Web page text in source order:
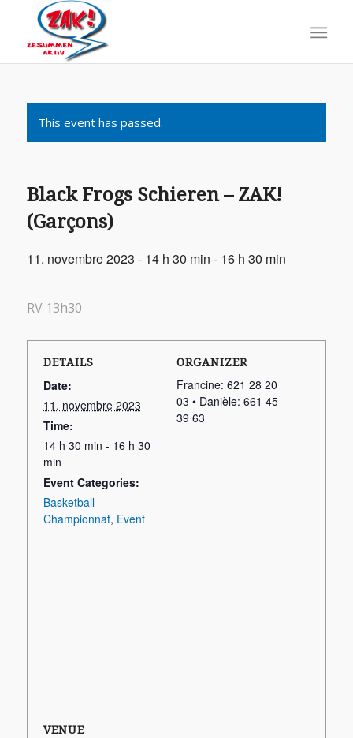
This event has passed.
Black Frogs Schieren – ZAK!
(Garçons)
11. novembre 2023 - 14 h 30 min - 16 h 30 min
RV 13h30
DETAILS
Date:
11. novembre 2023
Time:
14 h 30 min - 16 h 30
min
Event Categories:
Basketball
Championnat, Event
ORGANIZER
Francine: 621 28 20
03 • Danièle: 661 45
39 63
VENUE